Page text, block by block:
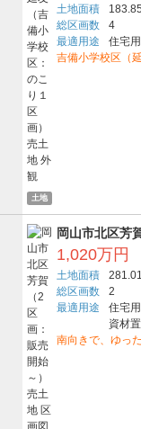
土地
土地面積
総区画数
4
最適用途
住宅
吉備小学校区（
岡山市北区芳
1,020万円
土地面積
総区画数
2
最適用途
住宅
資材
南向きで、ゆっ